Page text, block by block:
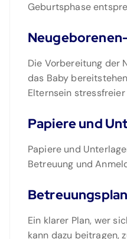
Geburtsphase
Die Vorbereitung der
das Baby
Elternsein
Papiere und
Papiere und
Betreuung und
Ein klarer Plan, wer
kann dazu beitragen,